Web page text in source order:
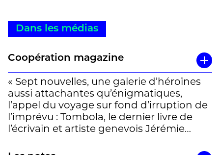
Dans les médias
Coopération magazine
« Sept nouvelles, une galerie d’héroïnes
aussi attachantes qu’énigmatiques,
l’appel du voyage sur fond d’irruption de
l’imprévu : Tombola, le dernier livre de
l’écrivain et artiste genevois Jérémie
son art de la description paysagère, son